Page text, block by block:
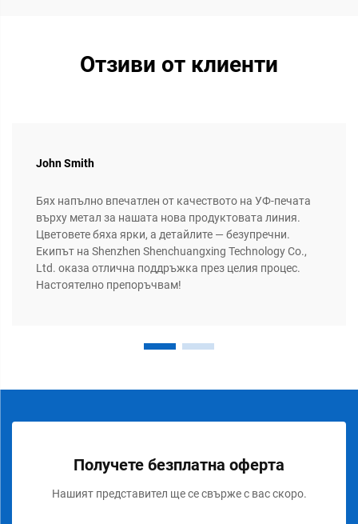
Отзиви от клиенти
John Smith
Бях напълно впечатлен от качеството на УФ-печата
върху метал за нашата нова продуктовата линия.
Цветовете бяха ярки, а детайлите — безупречни.
Екипът на Shenzhen Shenchuangxing Technology Co.,
Ltd. оказа отлична поддръжка през целия процес.
Настоятелно препоръчвам!
Получете безплатна оферта
Нашият представител ще се свърже с вас скоро.